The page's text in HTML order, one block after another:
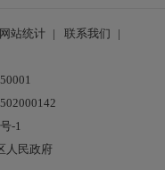
网站统计 | 联系我们
|
-1
人民政府